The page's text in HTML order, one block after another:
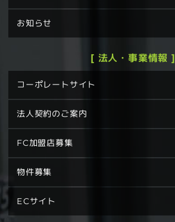
お知らせ
[ 法人・事業情報 ]
コーポレートサイト
法人契約のご案内
FC加盟店募集
物件募集
ECサイト